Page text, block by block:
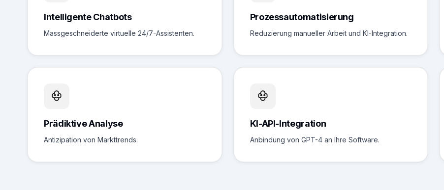
Intelligente Chatbots
Massgeschneiderte virtuelle 24/7-Assistenten.
Prozessautomatisierung
Reduzierung manueller Arbeit und KI-Integration.
Prädiktive Analyse
Antizipation von Markttrends.
KI-API-Integration
Anbindung von GPT-4 an Ihre Software.